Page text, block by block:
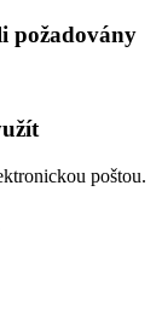
požadovány
poštou.